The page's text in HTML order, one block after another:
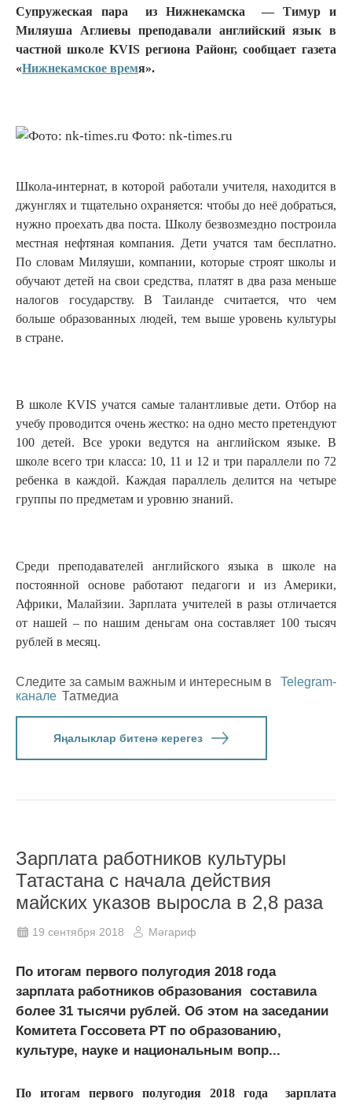
Супружеская пара из Нижнекамска — Тимур и
Миляуша Аглиевы преподавали английский язык в
частной школе KVIS региона Районг, сообщает газета
«Нижнекамское время».
Фото: nk-times.ru
Школа-интернат, в которой работали учителя, находится в
джунглях и тщательно охраняется: чтобы до неё добраться,
нужно проехать два поста. Школу безвозмездно построила
местная нефтяная компания. Дети учатся там бесплатно.
По словам Миляуши, компании, которые строят школы и
обучают детей на свои средства, платят в два раза меньше
налогов государству. В Таиланде считается, что чем
больше образованных людей, тем выше уровень культуры
в стране.
В школе KVIS учатся самые талантливые дети. Отбор на
учебу проводится очень жестко: на одно место претендуют
100 детей. Все уроки ведутся на английском языке. В
школе всего три класса: 10, 11 и 12 и три параллели по 72
ребенка в каждой. Каждая параллель делится на четыре
группы по предметам и уровню знаний.
Среди преподавателей английского языка в школе на
постоянной основе работают педагоги и из Америки,
Африки, Малайзии. Зарплата учителей в разы отличается
от нашей – по нашим деньгам она составляет 100 тысяч
рублей в месяц.
Следите за самым важным и интересным в
Telegram-
канале Татмедиа
Яңалыклар битенә керегез
Зарплата работников культуры
Татастана с начала действия
майских указов выросла в 2,8 раза
19 сентября 2018 Мәгариф
По итогам первого полугодия 2018 года
зарплата работников образования составила
более 31 тысячи рублей. Об этом на заседании
Комитета Госсовета РТ по образованию,
культуре, науке и национальным вопр...
По итогам первого полугодия 2018 года зарплата